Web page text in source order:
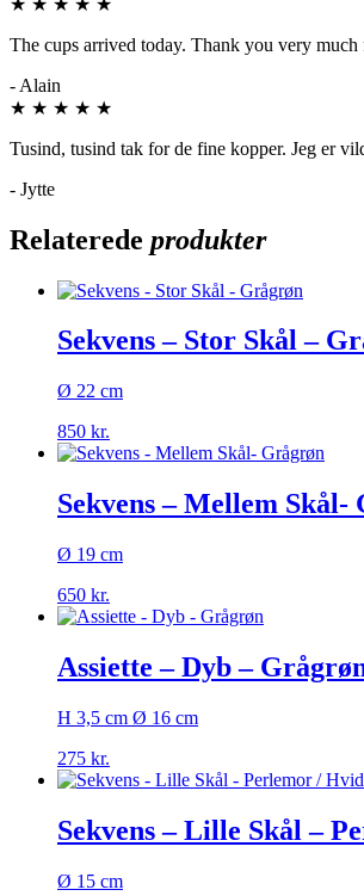
The cups arrived today. Thank you very
- Alain
★ ★ ★ ★ ★
Tusind, tusind tak for de fine kopper. Jeg er
- Jytte
Relaterede produkter
Sekvens – Stor Skål –
Ø 22 cm
850 kr.
Sekvens – Mellem Skål-
Ø 19 cm
650 kr.
Assiette – Dyb –
H 3,5 cm Ø 16 cm
275 kr.
Sekvens – Lille Skål –
Ø 15 cm